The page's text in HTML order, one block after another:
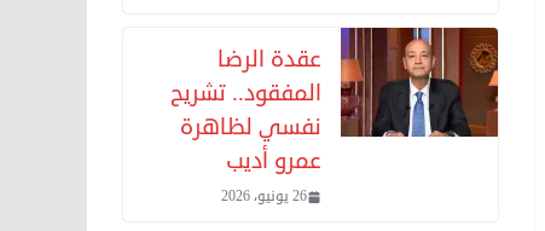
عقدة الرضا
المفقود.. تشريح
نفسي لظاهرة
عمرو أديب
26 يونيو، 2026